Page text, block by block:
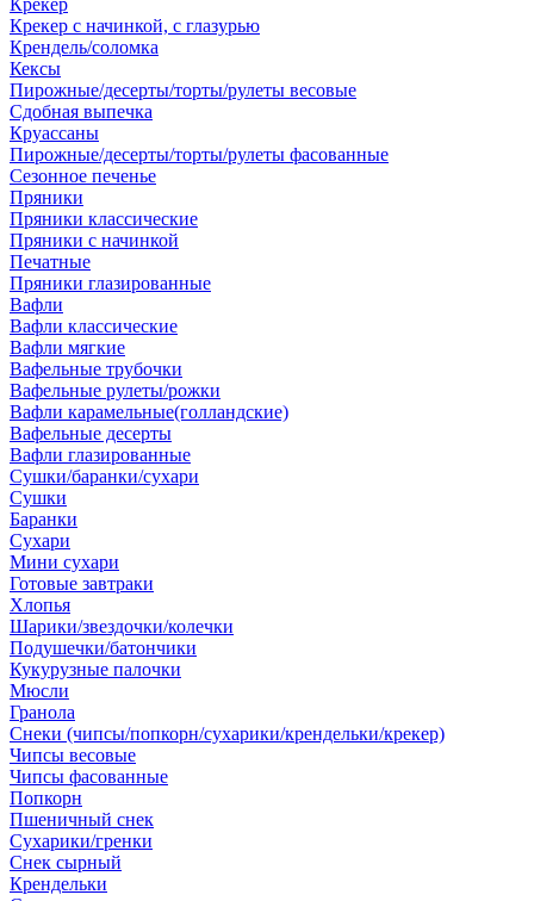
Крекер
Крекер с начинкой, с глазурью
Крендель/соломка
Кексы
Пирожные/десерты/торты/рулеты весовые
Сдобная выпечка
Круассаны
Пирожные/десерты/торты/рулеты фасованные
Сезонное печенье
Пряники
Пряники классические
Пряники с начинкой
Печатные
Пряники глазированные
Вафли
Вафли классические
Вафли мягкие
Вафельные трубочки
Вафельные рулеты/рожки
Вафли карамельные(голландские)
Вафельные десерты
Вафли глазированные
Сушки/баранки/сухари
Сушки
Баранки
Сухари
Мини сухари
Готовые завтраки
Хлопья
Шарики/звездочки/колечки
Подушечки/батончики
Кукурузные палочки
Мюсли
Гранола
Снеки (чипсы/попкорн/сухарики/крендельки/крекер)
Чипсы весовые
Чипсы фасованные
Попкорн
Пшеничный снек
Сухарики/гренки
Снек сырный
Крендельки